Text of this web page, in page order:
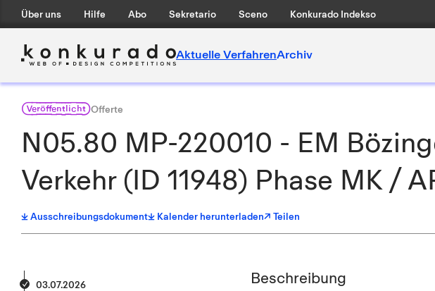
Über uns Hilfe Abo Sekretario Sceno Konkurado Indekso
Aktuelle VerfahrenArchiv
VeröffentlichtOfferte
N05.80 MP-220010 - EM
Verkehr (ID 11948) Phase MK /
Ausschreibungsdokument Kalender herunterladen↗ Teilen
03.07.2026 Beschreibung